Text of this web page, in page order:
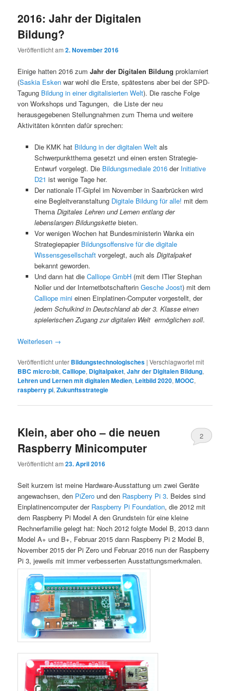
2016: Jahr der Digitalen
Bildung?
Veröffentlicht am2. November 2016
Einige hatten 2016 zumJahr der Digitalen Bildung proklamiert
(Saskia Esken war wohl die Erste, spätestens aber bei der SPD-
Tagung Bildung in einer digitalisierten Welt). Die rasche Folge
von Workshops und Tagungen, die Liste der neu
herausgegebenen Stellungnahmen zum Thema und weitere
Aktivitäten könnten dafür sprechen:
Die KMK hat Bildung in der digitalen Welt als
Schwerpunktthema gesetzt und einen ersten Strategie-
Entwurf vorgelegt. Die Bildungsmediale 2016der Initiative
D21 ist wenige Tage her.
Der nationale IT-Gipfel im November in Saarbrücken wird
eine Begleitveranstaltung Digitale Bildung für alle! mit dem
Thema Digitales Lehren und Lernen entlang der
lebenslangen Bildungskettebieten.
Vor wenigen Wochen hat Bundesministerin Wanka ein
Strategiepapier Bildungsoffensive für die digitale
Wissensgesellschaft vorgelegt, auch als Digitalpaket
bekannt geworden.
Und dann hat die Calliope GmbH(mit dem ITler Stephan
Noller und der Internetbotschafterin Gesche Joost) mit dem
Calliope minieinen Einplatinen-Computer vorgestellt, der
jedem Schulkind in Deutschland ab der 3. Klasse einen
spielerischen Zugang zur digitalen Welt ermöglichen soll.
Weiterlesen →
Veröffentlicht unter Bildungstechnologisches |Verschlagwortet mit
BBC micro:bit,Calliope, Digitalpaket,Jahr der Digitalen Bildung,
Lehren und Lernen mit digitalen Medien, Leitbild 2020,MOOC,
raspberry pi,Zukunftsstrategie
Klein, aber oho – die neuen
Raspberry Minicomputer
Veröffentlicht am23. April 2016
2
Seit kurzem ist meine Hardware-Ausstattung um zwei Geräte
angewachsen, den PiZero und den Raspberry Pi 3. Beides sind
Einplatinencomputer der Raspberry Pi Foundation, die 2012 mit
dem Raspberry Pi Model A den Grundstein für eine kleine
Rechnerfamilie gelegt hat: Noch 2012 folgte Model B, 2013 dann
Model A+ und B+, Februar 2015 dann Raspberry Pi 2 Model B,
November 2015 der Pi Zero und Februar 2016 nun der Raspberry
Pi 3, jeweils mit immer verbesserten Ausstattungsmerkmalen.